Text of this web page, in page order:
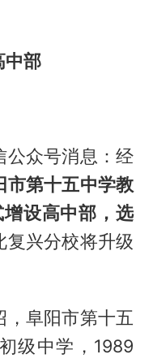
中部
公众号消息：经
市第十五中学教
设高中部，选
复兴分校将升级
，阜阳市第十五
级中学，1989